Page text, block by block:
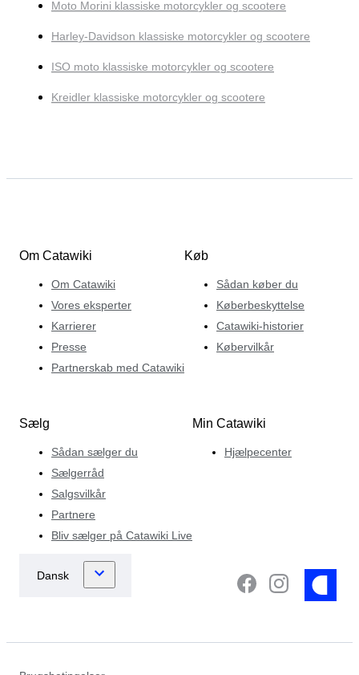
Moto Morini klassiske motorcykler og scootere
Harley-Davidson klassiske motorcykler og scootere
ISO moto klassiske motorcykler og scootere
Kreidler klassiske motorcykler og scootere
Om Catawiki
Om Catawiki
Vores eksperter
Karrierer
Presse
Partnerskab med Catawiki
Køb
Sådan køber du
Køberbeskyttelse
Catawiki-historier
Købervilkår
Sælg
Sådan sælger du
Sælgerråd
Salgsvilkår
Partnere
Bliv sælger på Catawiki Live
Min Catawiki
Hjælpecenter